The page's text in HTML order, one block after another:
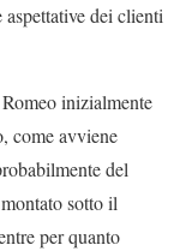
dei clienti
inizialmente
come avviene
del
sotto il
per quanto